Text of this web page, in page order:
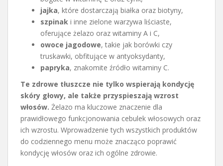
jajka, które dostarczają białka oraz biotyny,
szpinak i inne zielone warzywa liściaste,
oferujące żelazo oraz witaminy A i C,
owoce jagodowe, takie jak borówki czy
truskawki, obfitujące w antyoksydanty,
papryka, znakomite źródło witaminy C.
Te zdrowe tłuszcze nie tylko wspierają kondycję
skóry głowy, ale także przyspieszają wzrost
włosów. Żelazo ma kluczowe znaczenie dla
prawidłowego funkcjonowania cebulek włosowych oraz
ich wzrostu. Wprowadzenie tych wszystkich produktów
do codziennego menu może znacząco poprawić
kondycję włosów oraz ich ogólne zdrowie.